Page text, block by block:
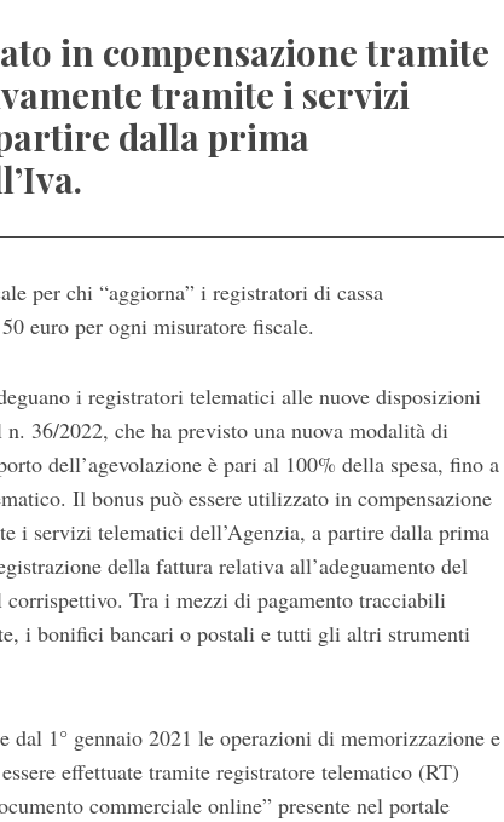
in compensazione tramite
tramite i servizi
dalla prima
per chi “aggiorna” i registratori di cassa
euro per ogni misuratore fiscale.
i registratori telematici alle nuove disposizioni
36/2022, che ha previsto una nuova modalità di
dell’agevolazione è pari al 100% della spesa, fino a
Il bonus può essere utilizzato in compensazione
i servizi telematici dell’Agenzia, a partire dalla prima
della fattura relativa all’adeguamento del
Tra i mezzi di pagamento tracciabili
i bonifici bancari o postali e tutti gli altri strumenti
dal 1° gennaio 2021 le operazioni di memorizzazione e
effettuate tramite registratore telematico (RT)
commerciale online” presente nel portale